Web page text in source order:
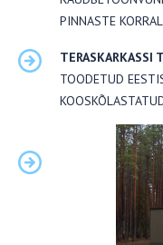
PINNASTE
TERASKARKASSI
TOODETUD